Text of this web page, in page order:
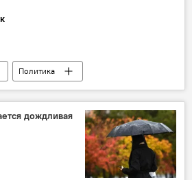
Политика
Энергетика
дождливая